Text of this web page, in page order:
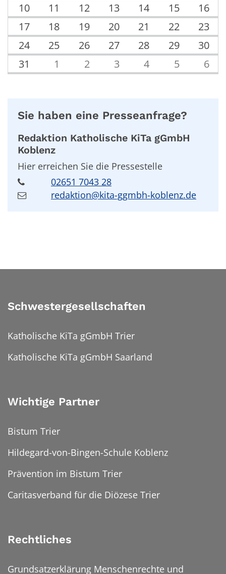
10
11 12 13 14 15
16
17
18 19 20 21 22
23
24
25 26 27 28 29
30
31
1 2 3 4 5 6
Sie haben eine Presseanfrage?
Redaktion Katholische KiTa gGmbH
Koblenz
Hier erreichen Sie die Pressestelle
02651 7043 28
redaktion@kita-ggmbh-koblenz.de
Schwestergesellschaften
Katholische KiTa gGmbH Trier
Katholische KiTa gGmbH Saarland
Wichtige Partner
Bistum Trier
Hildegard-von-Bingen-Schule Koblenz
Prävention im Bistum Trier
Caritasverband für die Diözese Trier
Rechtliches
Grundsatzerklärung Menschenrechte und